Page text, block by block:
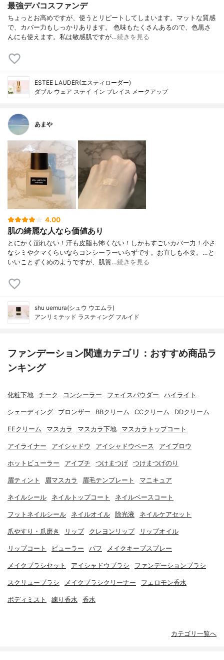
最強デパコスファンデ
ちょっとお高めですが、使うとリピートしてしまいます。マットな質感
で、カバー力もしっかりあります。 色味もたくさんあるので、色黒さ
んにも使えます。私は敏感肌ですが…続きを見る
ESTEE LAUDER(エスティローダー)
ダブル ウェア ステイ イン プレイス メークアップ
あまや
4.00
肌の綺麗な人なら価値あり
とにかく崩れない！汗も皮脂も怖くない！しかもすごいカバー力！小さ
なシミやクマくらいならコンシーラーいらずです。お直しも不要。…と
いいことずくめのようですが、肌質…続きを見る
shu uemura(シュウ ウエムラ)
アンリミテッド ラスティング フルイド
ファンデーション関連カテゴリ：おすすめ商品ラ
ンキング
化粧下地 チーク コンシーラー フェイスパウダー ハイライト
シェーディング ブロンザー BBクリーム CCクリーム DDクリーム
EEクリーム マスカラ マスカラ下地 マスカラトップコート
アイライナー アイシャドウ アイシャドウベース アイブロウ
ホットビューラー アイプチ つけまつげ つけまつげのり
眉ティント 眉マスカラ 眉毛テンプレート マニキュア
ネイルシール ネイルトップコート ネイルベースコート
フットネイルシール ネイルオイル 除光液 ネイルケアセット
爪やすり・爪磨き リップ クレヨンリップ リップオイル
リップコート ビューラー パフ メイクキープスプレー
メイクブラシセット アイシャドウブラシ ファンデーションブラシ
スクリューブラシ メイクブラシクリーナー フェロモン香水
ボディミスト 練り香水 香水
カテゴリ一覧へ